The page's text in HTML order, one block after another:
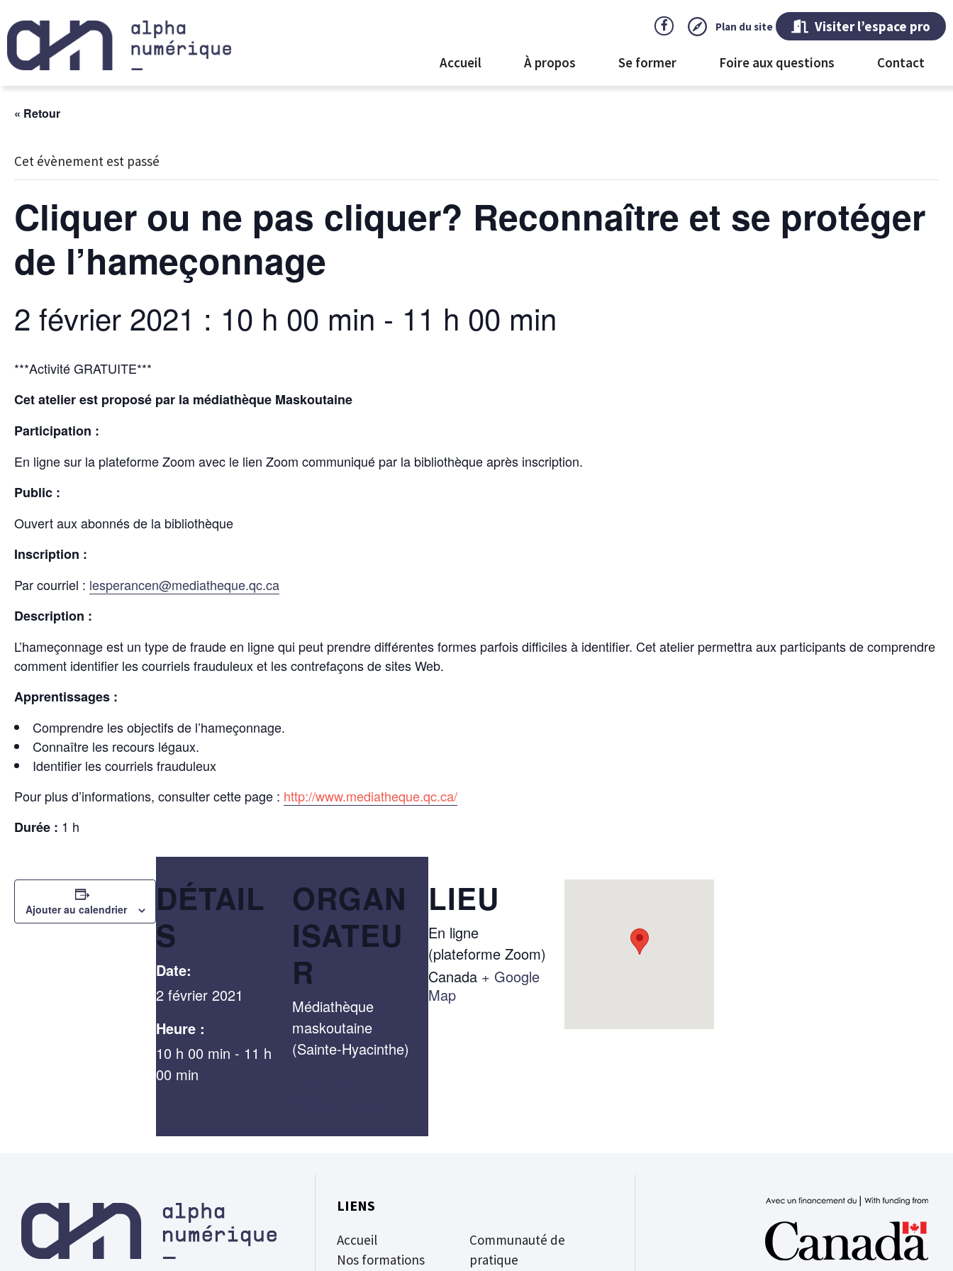
Plan du site Visiter l’espace pro
Accueil À propos Se former Foire aux questions Contact
« Retour
Cet évènement est passé
Cliquer ou ne pas cliquer? Reconnaître et se protéger
de l’hameçonnage
2 février 2021 : 10 h 00 min - 11 h 00 min
***Activité GRATUITE***
Cet atelier est proposé par la médiathèque Maskoutaine
Participation :
En ligne sur la plateforme Zoom avec le lien Zoom communiqué par la bibliothèque après inscription.
Public :
Ouvert aux abonnés de la bibliothèque
Inscription :
Par courriel : lesperancen@mediatheque.qc.ca
Description :
L’hameçonnage est un type de fraude en ligne qui peut prendre différentes formes parfois difficiles à identifier. Cet atelier permettra aux participants de comprendre
comment identifier les courriels frauduleux et les contrefaçons de sites Web.
Apprentissages :
Comprendre les objectifs de l’hameçonnage.
Connaître les recours légaux.
Identifier les courriels frauduleux
Pour plus d’informations, consulter cette page : http://www.mediatheque.qc.ca/
Durée : 1 h
Ajouter au calendrier
DÉTAIL
S
Date:
2 février 2021
Heure :
10 h 00 min - 11 h
00 min
ORGAN
ISATEU
R
Médiathèque
maskoutaine
(Sainte-Hyacinthe)
LIEU
En ligne
(plateforme Zoom)
Canada + Google
Map
LIENS
Accueil
Nos formations
Communauté de
pratique